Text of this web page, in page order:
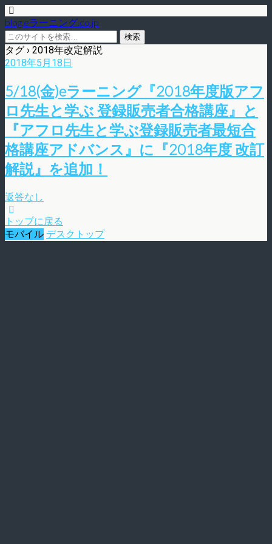
blog.eラーニング.co.jp
タグ › 2018年改定解説
2018年5月18日
5/18(金)eラーニング『2018年度版アフ
ロ先生と学ぶ 登録販売者合格講座』と
『アフロ先生と学ぶ登録販売者最短合
格講座アドバンス』に『2018年度 改訂
解説』を追加！
返答なし
トップに戻る
モバイル デスクトップ